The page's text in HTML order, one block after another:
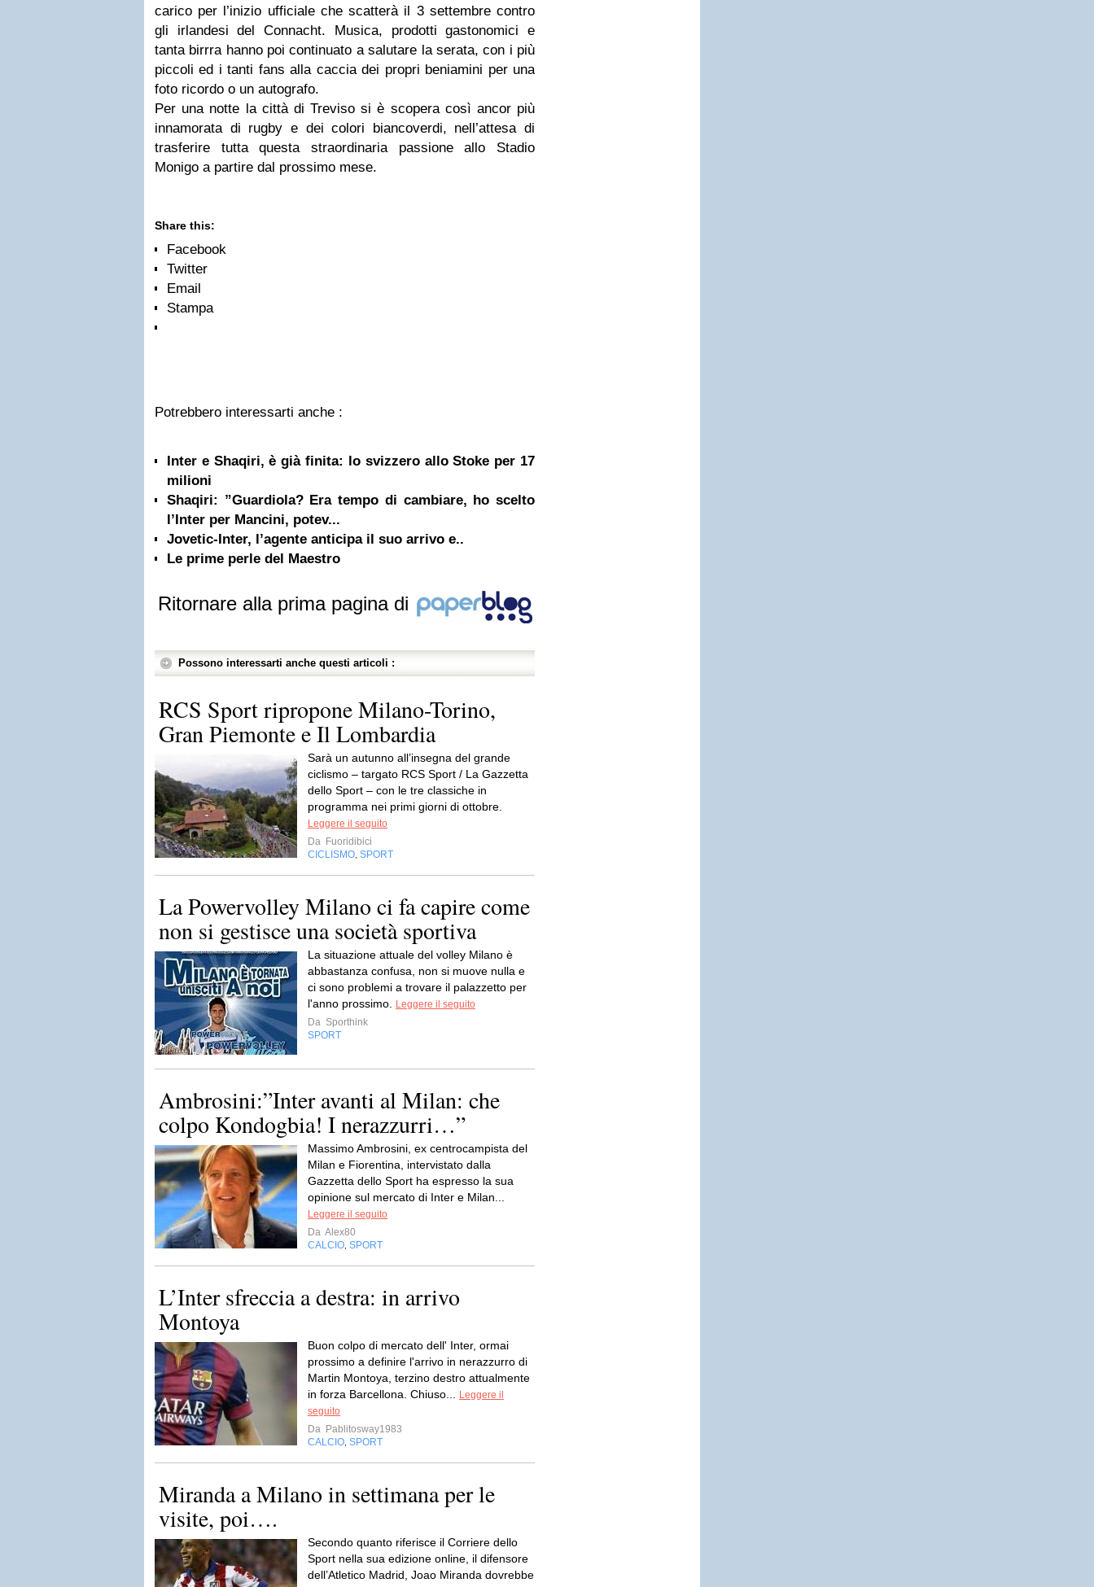
carico per l’inizio ufficiale che scatterà il 3 settembre contro
gli irlandesi del Connacht. Musica, prodotti gastonomici e
tanta birrra hanno poi continuato a salutare la serata, con i più
piccoli ed i tanti fans alla caccia dei propri beniamini per una
foto ricordo o un autografo.
Per una notte la città di Treviso si è scopera così ancor più
innamorata di rugby e dei colori biancoverdi, nell’attesa di
trasferire tutta questa straordinaria passione allo Stadio
Monigo a partire dal prossimo mese.
Share this:
Facebook
Twitter
Email
Stampa
Potrebbero interessarti anche :
Inter e Shaqiri, è già finita: lo svizzero allo Stoke per 17
milioni
Shaqiri: ”Guardiola? Era tempo di cambiare, ho scelto
l’Inter per Mancini, potev...
Jovetic-Inter, l’agente anticipa il suo arrivo e..
Le prime perle del Maestro
Ritornare alla prima pagina di
Possono interessarti anche questi articoli :
RCS Sport ripropone Milano-Torino,
Gran Piemonte e Il Lombardia
Sarà un autunno all’insegna del grande
ciclismo – targato RCS Sport / La Gazzetta
dello Sport – con le tre classiche in
programma nei primi giorni di ottobre.
Leggere il seguito
Da Fuoridibici
CICLISMO SPORT
La Powervolley Milano ci fa capire come
non si gestisce una società sportiva
La situazione attuale del volley Milano è
abbastanza confusa, non si muove nulla e
ci sono problemi a trovare il palazzetto per
l'anno prossimo.
Leggere il seguito
Da Sporthink
SPORT
Ambrosini:”Inter avanti al Milan: che
colpo Kondogbia! I nerazzurri…”
Massimo Ambrosini, ex centrocampista del
Milan e Fiorentina, intervistato dalla
Gazzetta dello Sport ha espresso la sua
opinione sul mercato di Inter e Milan...
Leggere il seguito
Da Alex80
CALCIO SPORT
L’Inter sfreccia a destra: in arrivo
Montoya
Buon colpo di mercato dell' Inter, ormai
prossimo a definire l'arrivo in nerazzurro di
Martin Montoya, terzino destro attualmente
in forza Barcellona. Chiuso...
Leggere il
seguito
Da Pablitosway1983
CALCIO SPORT
Miranda a Milano in settimana per le
visite, poi….
Secondo quanto riferisce il Corriere dello
Sport nella sua edizione online, il difensore
dell’Atletico Madrid, Joao Miranda dovrebbe